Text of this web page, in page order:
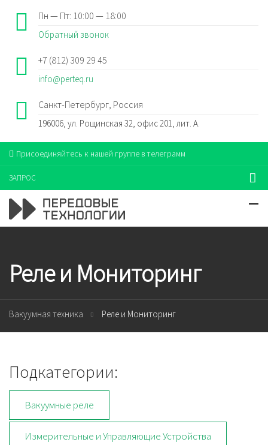
Пн — Пт: 10:00 — 18:00
Обратный звонок
+7 (812) 309 29 45
info@perteq.ru
Санкт-Петербург, Россия
196006, ул. Рощинская 32, офис 201, лит. А.
Присоединяйтесь к нашей группе в телеграмм
ЗАПРОС
Реле и Мониторинг
Вакуумная техника Реле и Мониторинг
Подкатегории:
Вакуумные реле
Измерительные и Управляющие Устройства